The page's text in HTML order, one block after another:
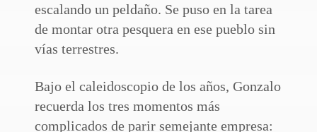
escalando un peldaño. Se puso en la tarea
de montar otra pesquera en ese pueblo sin
vías terrestres.
Bajo el caleidoscopio de los años, Gonzalo
recuerda los tres momentos más
complicados de parir semejante empresa: